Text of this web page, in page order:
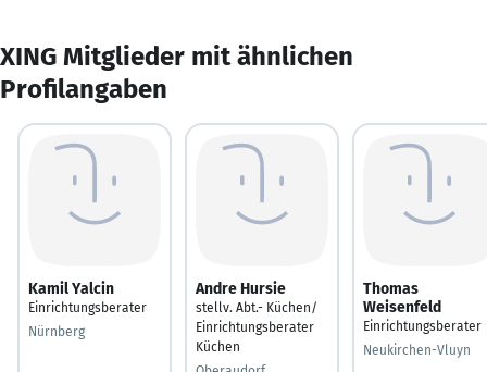
XING Mitglieder mit ähnlichen
Profilangaben
Kamil Yalcin
Einrichtungsberater
Nürnberg
Andre Hursie
stellv. Abt.- Küchen/
Einrichtungsberater
Küchen
Thomas
Weisenfeld
Einrichtungsberater
Neukirchen-Vluyn